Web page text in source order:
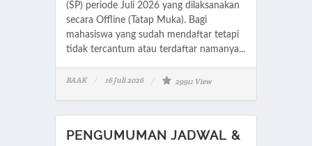
(SP) periode Juli 2026 yang dilaksanakan
secara Offline (Tatap Muka). Bagi
mahasiswa yang sudah mendaftar tetapi
tidak tercantum atau terdaftar namanya...
BAAK 16 Juli 2026 29911 View
PENGUMUMAN JADWAL &